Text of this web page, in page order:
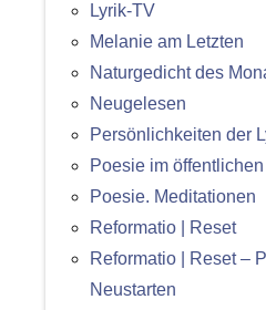
Lyrik-TV
Melanie am Letzten
Naturgedicht des
Neugelesen
Persönlichkeiten der
Poesie im
Poesie. Meditationen
Reformatio | Reset
Reformatio | Reset –
Neustarten